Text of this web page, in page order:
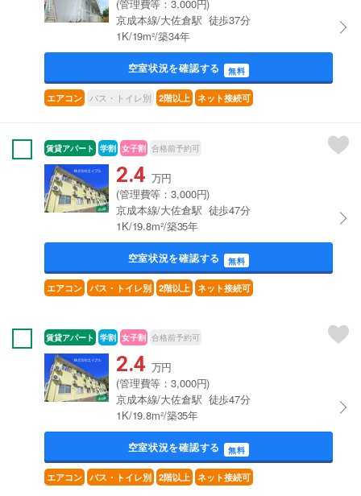
(管理費等：3,000円)
京成本線/大佐倉駅 徒歩37分
1K/19m²/築34年
空室状況を確認する 無料
エアコン バス・トイレ別 2階以上 ネット接続可
賃貸アパート 学割 女子割 合格前予約可
2.4 万円
(管理費等：3,000円)
京成本線/大佐倉駅 徒歩47分
1K/19.8m²/築35年
空室状況を確認する 無料
エアコン バス・トイレ別 2階以上 ネット接続可
賃貸アパート 学割 女子割 合格前予約可
2.4 万円
(管理費等：3,000円)
京成本線/大佐倉駅 徒歩47分
1K/19.8m²/築35年
空室状況を確認する 無料
エアコン バス・トイレ別 2階以上 ネット接続可